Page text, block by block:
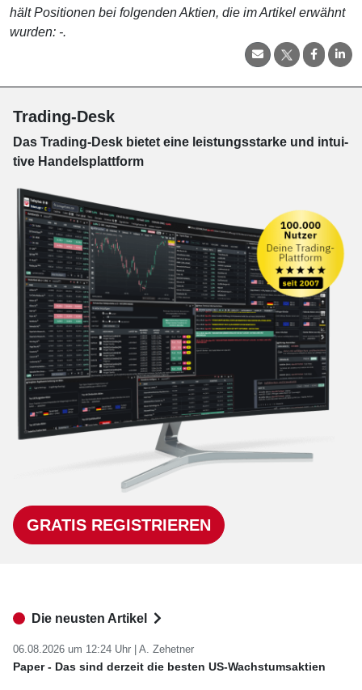
hält Positionen bei folgenden Aktien, die im Artikel erwähnt
wurden: -.
Trading-Desk
Das Trading-Desk bie­tet eine leis­tungs­star­ke und in­tui­
tive Han­dels­platt­form
GRATIS REGISTRIEREN
Die neusten Artikel
06.08.2026 um 12:24 Uhr | A. Zehetner
Paper - Das sind derzeit die besten US-Wachstumsaktien